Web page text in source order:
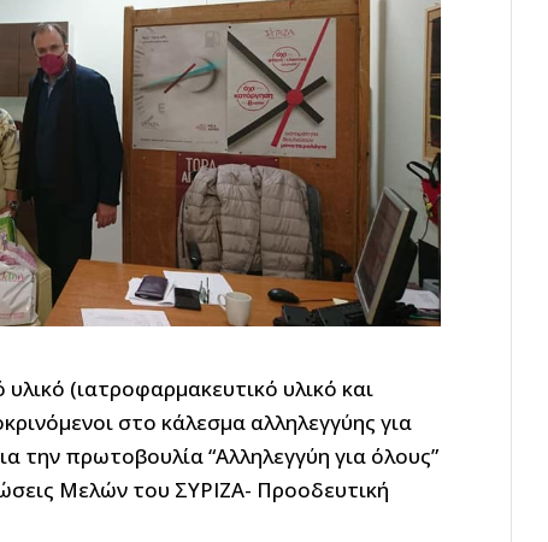
(ιατροφαρμακευτικό υλικό και
στο κάλεσμα αλληλεγγύης για
την πρωτοβουλία “Αλληλεγγύη για όλους”
Μελών του ΣΥΡΙΖΑ- Προοδευτική